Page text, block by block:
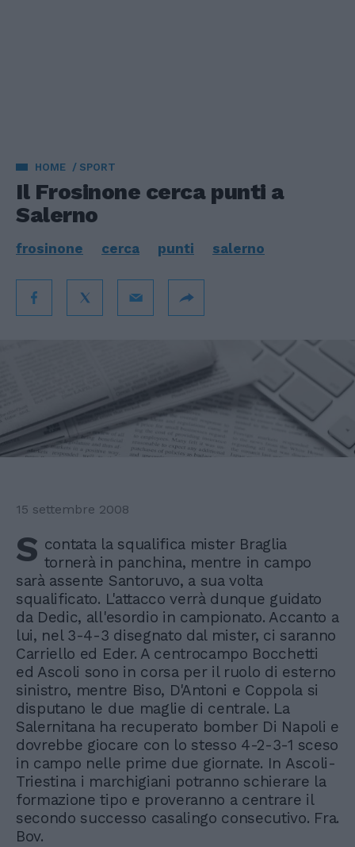
HOME SPORT
Il Frosinone cerca punti a
Salerno
frosinone cerca punti salerno
15 settembre 2008
S contata la squalifica mister Braglia
tornerà in panchina, mentre in campo
sarà assente Santoruvo, a sua volta
squalificato. L'attacco verrà dunque guidato
da Dedic, all'esordio in campionato. Accanto a
lui, nel 3-4-3 disegnato dal mister, ci saranno
Carriello ed Eder. A centrocampo Bocchetti
ed Ascoli sono in corsa per il ruolo di esterno
sinistro, mentre Biso, D'Antoni e Coppola si
disputano le due maglie di centrale. La
Salernitana ha recuperato bomber Di Napoli e
dovrebbe giocare con lo stesso 4-2-3-1 sceso
in campo nelle prime due giornate. In Ascoli-
Triestina i marchigiani potranno schierare la
formazione tipo e proveranno a centrare il
secondo successo casalingo consecutivo. Fra.
Bov.